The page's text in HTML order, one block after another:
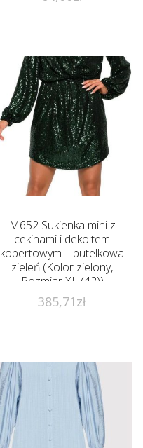
M652 Sukienka mini z
cekinami i dekoltem
kopertowym – butelkowa
zieleń (Kolor zielony,
Rozmiar XL (42))
385,71zł